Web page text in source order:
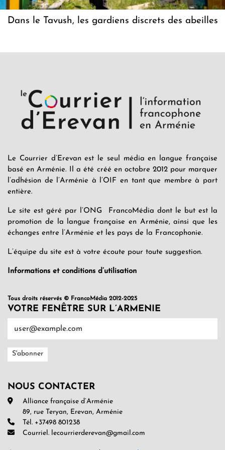
Dans le Tavush, les gardiens discrets des abeilles
Le Courrier d’Erevan est le seul média en langue française
basé en Arménie. Il a été créé en octobre 2012 pour marquer
l’adhésion de l’Arménie à l’OIF en tant que membre à part
entière.
Le site est géré par l’ONG FrancoMédia dont le but est la
promotion de la langue française en Arménie, ainsi que les
échanges entre l’Arménie et les pays de la Francophonie.
L’équipe du site est à votre écoute pour toute suggestion.
Informations et conditions d’utilisation
Tous droits réservés © FrancoMédia 2012-2025
VOTRE FENÊTRE SUR L’ARMENIE
NOUS CONTACTER
Alliance française d’Arménie
89, rue Teryan, Erevan, Arménie
Tél. +37498 801238
Courriel. lecourrierderevan@gmail.com